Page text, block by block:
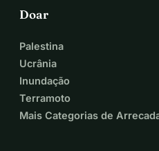
Doar
Palestina
Ucrânia
Inundação
Terramoto
Mais Categorias de